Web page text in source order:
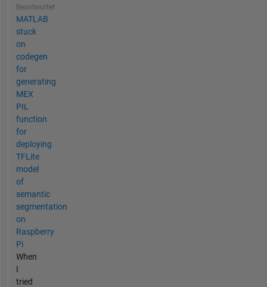
Beantwortet
MATLAB
stuck
on
codegen
for
generating
MEX
PIL
function
for
deploying
TFLite
model
of
semantic
segmentation
on
Raspberry
Pi
When
I
tried